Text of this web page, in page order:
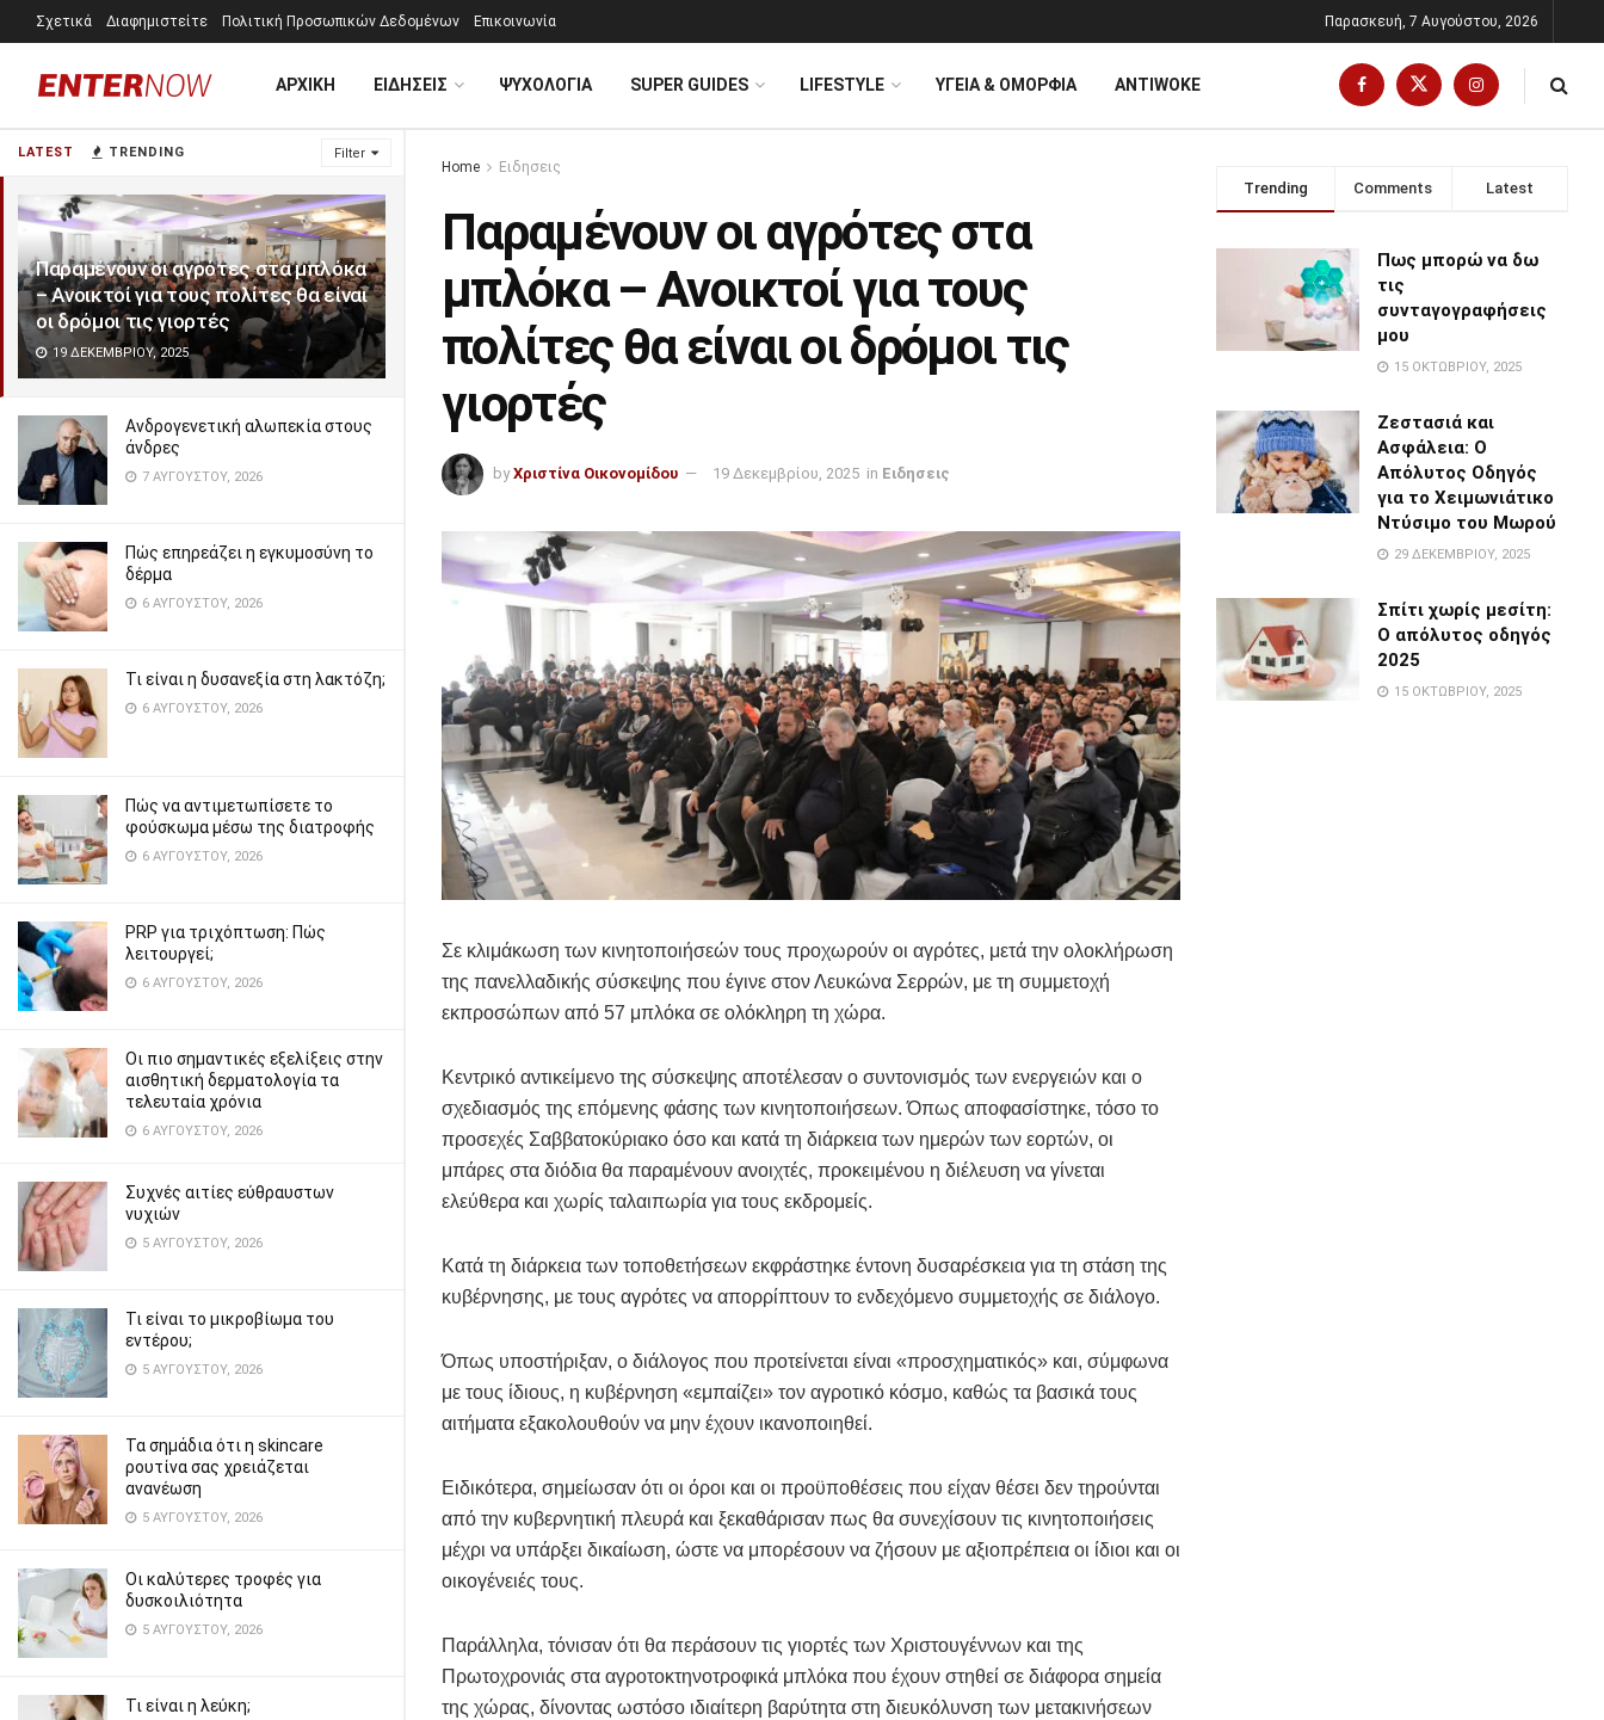
LATEST TRENDING Filter
Παραμένουν οι αγρότες στα μπλόκα
– Ανοικτοί για τους πολίτες θα είναι
οι δρόμοι τις γιορτές
19 ΔΕΚΕΜΒΡΊΟΥ, 2025
Ανδρογενετική αλωπεκία στους
άνδρες
7 ΑΥΓΟΎΣΤΟΥ, 2026
Πώς επηρεάζει η εγκυμοσύνη το
δέρμα
6 ΑΥΓΟΎΣΤΟΥ, 2026
Τι είναι η δυσανεξία στη λακτόζη;
6 ΑΥΓΟΎΣΤΟΥ, 2026
Πώς να αντιμετωπίσετε το
φούσκωμα μέσω της διατροφής
6 ΑΥΓΟΎΣΤΟΥ, 2026
PRP για τριχόπτωση: Πώς
λειτουργεί;
6 ΑΥΓΟΎΣΤΟΥ, 2026
Οι πιο σημαντικές εξελίξεις στην
αισθητική δερματολογία τα
τελευταία χρόνια
6 ΑΥΓΟΎΣΤΟΥ, 2026
Συχνές αιτίες εύθραυστων
νυχιών
5 ΑΥΓΟΎΣΤΟΥ, 2026
Τι είναι το μικροβίωμα του
εντέρου;
5 ΑΥΓΟΎΣΤΟΥ, 2026
Τα σημάδια ότι η skincare
ρουτίνα σας χρειάζεται
ανανέωση
5 ΑΥΓΟΎΣΤΟΥ, 2026
Οι καλύτερες τροφές για
δυσκοιλιότητα
5 ΑΥΓΟΎΣΤΟΥ, 2026
Τι είναι η λεύκη;
Σχετικά Διαφημιστείτε Πολιτική Προσωπικών Δεδομένων Επικοινωνία Παρασκευή, 7 Αυγούστου, 2026
ΑΡΧΙΚΗ ΕΙΔΗΣΕΙΣ ΨΥΧΟΛΟΓΊΑ SUPER GUIDES LIFESTYLE ΥΓΕΙΑ & ΟΜΟΡΦΙΑ ANTIWOKE
Home Ειδησεις
Παραμένουν οι αγρότες στα
μπλόκα – Ανοικτοί για τους
πολίτες θα είναι οι δρόμοι τις
γιορτές
by Χριστίνα Οικονομίδου 19 Δεκεμβρίου, 2025 in Ειδησεις
Σε κλιμάκωση των κινητοποιήσεών τους προχωρούν οι αγρότες, μετά την ολοκλήρωση
της πανελλαδικής σύσκεψης που έγινε στον Λευκώνα Σερρών, με τη συμμετοχή
εκπροσώπων από 57 μπλόκα σε ολόκληρη τη χώρα.
Κεντρικό αντικείμενο της σύσκεψης αποτέλεσαν ο συντονισμός των ενεργειών και ο
σχεδιασμός της επόμενης φάσης των κινητοποιήσεων. Όπως αποφασίστηκε, τόσο το
προσεχές Σαββατοκύριακο όσο και κατά τη διάρκεια των ημερών των εορτών, οι
μπάρες στα διόδια θα παραμένουν ανοιχτές, προκειμένου η διέλευση να γίνεται
ελεύθερα και χωρίς ταλαιπωρία για τους εκδρομείς.
Κατά τη διάρκεια των τοποθετήσεων εκφράστηκε έντονη δυσαρέσκεια για τη στάση της
κυβέρνησης, με τους αγρότες να απορρίπτουν το ενδεχόμενο συμμετοχής σε διάλογο.
Όπως υποστήριξαν, ο διάλογος που προτείνεται είναι «προσχηματικός» και, σύμφωνα
με τους ίδιους, η κυβέρνηση «εμπαίζει» τον αγροτικό κόσμο, καθώς τα βασικά τους
αιτήματα εξακολουθούν να μην έχουν ικανοποιηθεί.
Ειδικότερα, σημείωσαν ότι οι όροι και οι προϋποθέσεις που είχαν θέσει δεν τηρούνται
από την κυβερνητική πλευρά και ξεκαθάρισαν πως θα συνεχίσουν τις κινητοποιήσεις
μέχρι να υπάρξει δικαίωση, ώστε να μπορέσουν να ζήσουν με αξιοπρέπεια οι ίδιοι και οι
οικογένειές τους.
Παράλληλα, τόνισαν ότι θα περάσουν τις γιορτές των Χριστουγέννων και της
Πρωτοχρονιάς στα αγροτοκτηνοτροφικά μπλόκα που έχουν στηθεί σε διάφορα σημεία
της χώρας, δίνοντας ωστόσο ιδιαίτερη βαρύτητα στη διευκόλυνση των μετακινήσεων
Trending Comments Latest
Πως μπορώ να δω
τις
συνταγογραφήσεις
μου
15 ΟΚΤΩΒΡΊΟΥ, 2025
Ζεστασιά και
Ασφάλεια: Ο
Απόλυτος Οδηγός
για το Χειμωνιάτικο
Ντύσιμο του Μωρού
29 ΔΕΚΕΜΒΡΊΟΥ, 2025
Σπίτι χωρίς μεσίτη:
Ο απόλυτος οδηγός
2025
15 ΟΚΤΩΒΡΊΟΥ, 2025